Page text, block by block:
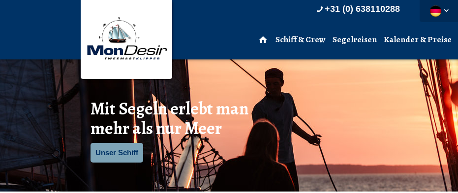
+31 (0) 638110288
Schiff & Crew Segelreisen Kalender & Preise
Mit Segeln erlebt man
mehr als nur Meer
Unser Schiff